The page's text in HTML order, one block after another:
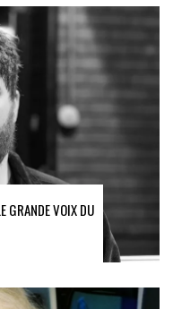
GRANDE VOIX DU